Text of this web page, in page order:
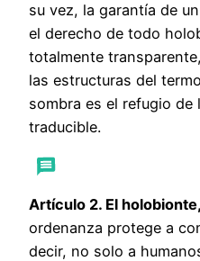
su vez, la garantía de
el derecho de todo
totalmente
las estructuras del
sombra es el refugio de
traducible.
Artículo 2. El
ordenanza protege a
decir, no solo a